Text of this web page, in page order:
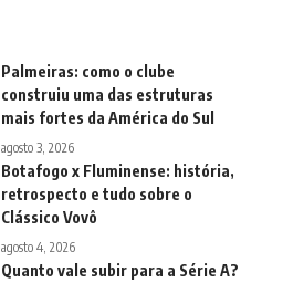
Palmeiras: como o clube
construiu uma das estruturas
mais fortes da América do Sul
agosto 3, 2026
Botafogo x Fluminense: história,
retrospecto e tudo sobre o
Clássico Vovô
agosto 4, 2026
Quanto vale subir para a Série A?